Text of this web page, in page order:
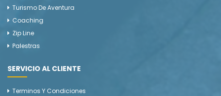
Turismo De Aventura
Coaching
Zip Line
Palestras
SERVICIO AL CLIENTE
Terminos Y Condiciones